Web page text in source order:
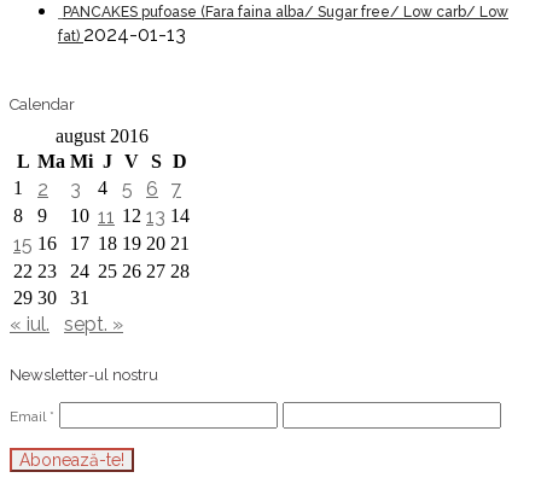
PANCAKES pufoase (Fara faina alba/ Sugar free/ Low carb/ Low
fat) 2024-01-13
Calendar
august 2016
L Ma Mi J V S D
1
2 3 4 5 6 7
8 9 10 11 12 13 14
15 16 17 18 19 20 21
22 23 24 25 26 27 28
29 30 31
« iul. sept. »
Newsletter-ul nostru
Email *